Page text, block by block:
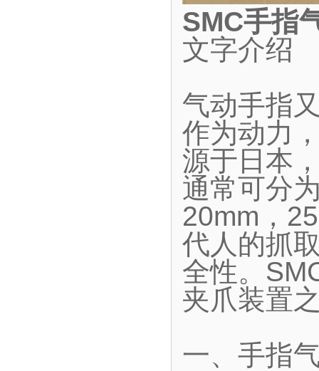
SMC手指
文字介绍
气动手指
作为动力
源于日本
通常可分
20mm，
代人的抓
全性。
夹爪装置
一、手指